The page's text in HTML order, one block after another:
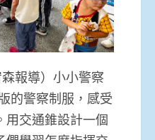
報導）小小警察
的警察制服，感受
用交通錐設計一個